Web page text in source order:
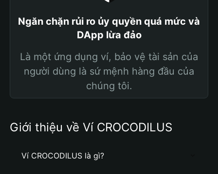
Ngăn chặn rủi ro ủy quyền quá mức và
DApp lừa đảo
Là một ứng dụng ví, bảo vệ tài sản của
người dùng là sứ mệnh hàng đầu của
chúng tôi.
Giới thiệu về Ví CROCODILUS
Ví CROCODILUS là gì?